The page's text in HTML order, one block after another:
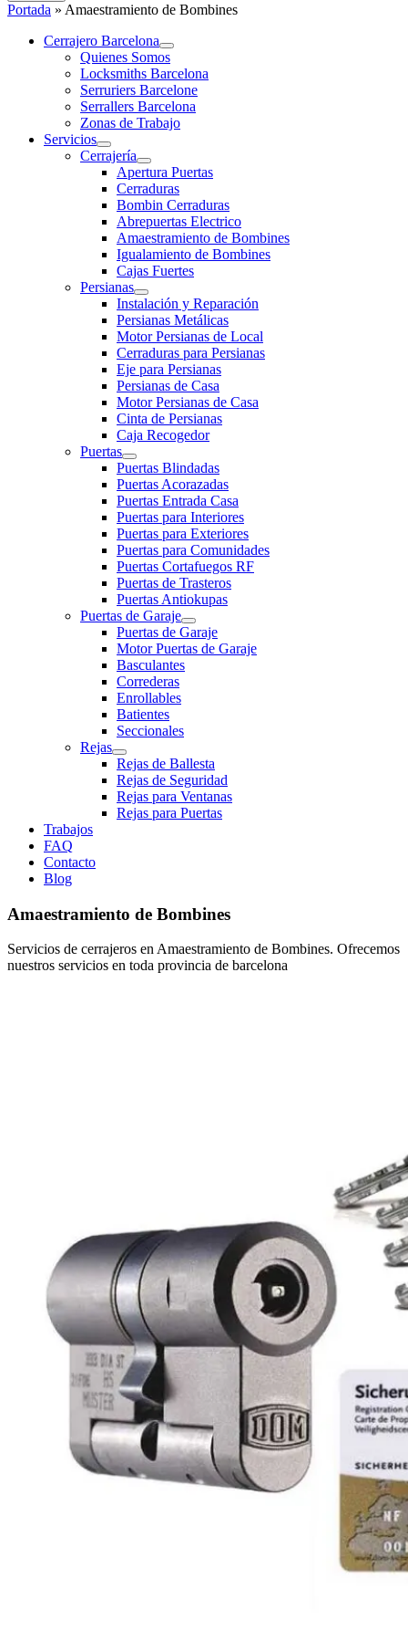
Portada » Amaestramiento de Bombines
Cerrajero Barcelona
Quienes Somos
Locksmiths Barcelona
Serruriers Barcelone
Serrallers Barcelona
Zonas de Trabajo
Servicios
Cerrajería
Apertura Puertas
Cerraduras
Bombin Cerraduras
Abrepuertas Electrico
Amaestramiento de Bombines
Igualamiento de Bombines
Cajas Fuertes
Persianas
Instalación y Reparación
Persianas Metálicas
Motor Persianas de Local
Cerraduras para Persianas
Eje para Persianas
Persianas de Casa
Motor Persianas de Casa
Cinta de Persianas
Caja Recogedor
Puertas
Puertas Blindadas
Puertas Acorazadas
Puertas Entrada Casa
Puertas para Interiores
Puertas para Exteriores
Puertas para Comunidades
Puertas Cortafuegos RF
Puertas de Trasteros
Puertas Antiokupas
Puertas de Garaje
Puertas de Garaje
Motor Puertas de Garaje
Basculantes
Correderas
Enrollables
Batientes
Seccionales
Rejas
Rejas de Ballesta
Rejas de Seguridad
Rejas para Ventanas
Rejas para Puertas
Trabajos
FAQ
Contacto
Blog
Amaestramiento de Bombines
Servicios de cerrajeros en Amaestramiento de Bombines. Ofrecemos
nuestros servicios en toda provincia de barcelona